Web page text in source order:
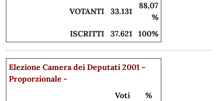
VOTANTI 33.131
88,07
%
ISCRITTI
37.621 100%
Elezione Camera dei Deputati 2001 -
Proporzionale -
Voti
%